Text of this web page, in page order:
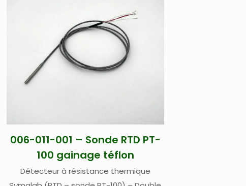
006-011-001 – Sonde RTD PT-
100 gainage téflon
Détecteur à résistance thermique